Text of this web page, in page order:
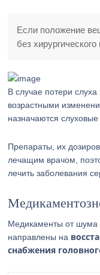
Если положение
без
В случае потери
возрастными
назначаются слуховые
Препараты, их
лечащим врачом,
лечить заболевания
Медикаменты от шума
направлены на
снабжения